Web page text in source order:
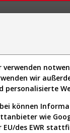
verwenden
wir
personalisierte
können
wie
EU/des EWR